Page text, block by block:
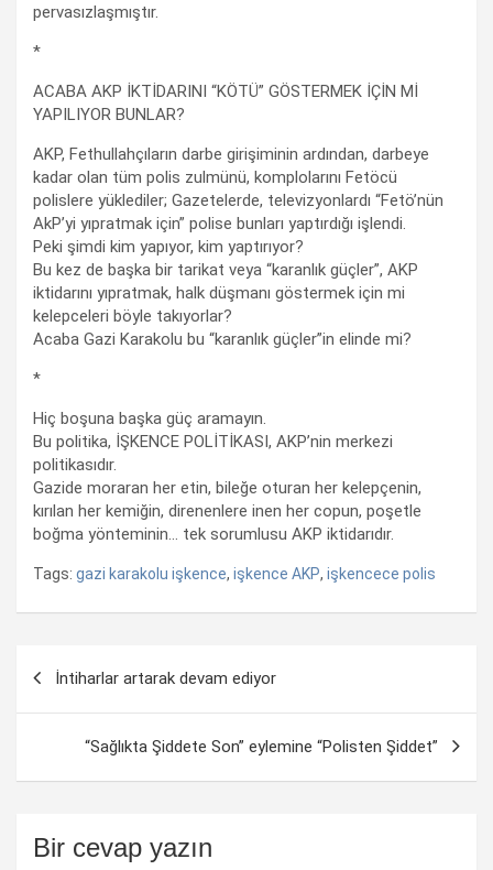
pervasızlaşmıştır.
*
ACABA AKP İKTİDARINI “KÖTÜ” GÖSTERMEK İÇİN Mİ
YAPILIYOR BUNLAR?
AKP, Fethullahçıların darbe girişiminin ardından, darbeye
kadar olan tüm polis zulmünü, komplolarını Fetöcü
polislere yüklediler; Gazetelerde, televizyonlardı “Fetö’nün
AkP’yi yıpratmak için” polise bunları yaptırdığı işlendi.
Peki şimdi kim yapıyor, kim yaptırıyor?
Bu kez de başka bir tarikat veya “karanlık güçler”, AKP
iktidarını yıpratmak, halk düşmanı göstermek için mi
kelepceleri böyle takıyorlar?
Acaba Gazi Karakolu bu “karanlık güçler”in elinde mi?
*
Hiç boşuna başka güç aramayın.
Bu politika, İŞKENCE POLİTİKASI, AKP’nin merkezi
politikasıdır.
Gazide moraran her etin, bileğe oturan her kelepçenin,
kırılan her kemiğin, direnenlere inen her copun, poşetle
boğma yönteminin… tek sorumlusu AKP iktidarıdır.
Tags: gazi karakolu işkence, işkence AKP, işkencece polis
Yazı
İntiharlar artarak devam ediyor
“Sağlıkta Şiddete Son” eylemine “Polisten Şiddet”
Bir cevap yazın